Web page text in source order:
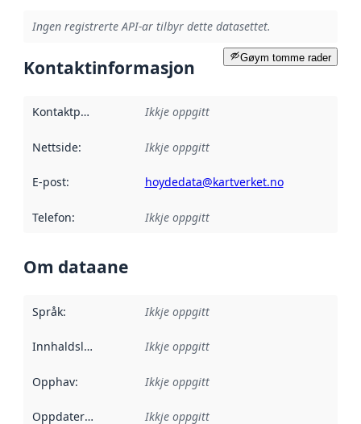
Ingen registrerte API-ar tilbyr dette datasettet.
Gøym tomme rader
Kontaktinformasjon
Kontaktpunkt Ikkje oppgitt
Nettside: Ikkje oppgitt
E-post: hoydedata@kartverket.no
Telefon: Ikkje oppgitt
Om dataane
Språk: Ikkje oppgitt
Innhaldsleverandørar :
Ikkje oppgitt
Opphav: Ikkje oppgitt
Oppdateringsfrekvens :
Ikkje oppgitt